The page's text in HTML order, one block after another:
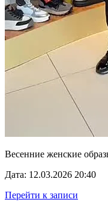
Весенние женские
Дата: 12.03.2026 20:40
Перейти к записи